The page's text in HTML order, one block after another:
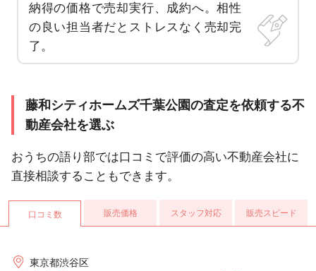
納得の価格で売却実行、成約へ。相性
の良い担当者だとストレスなく売却完
了。
藤和シティホームズ千葉公園の査定を依頼する不
動産会社を選ぶ
おうちの語り部では口コミで評価の高い不動産会社に
直接相談することもできます。
口コミ数 販売価格 スタッフ対応 販売スピード
東京都渋谷区